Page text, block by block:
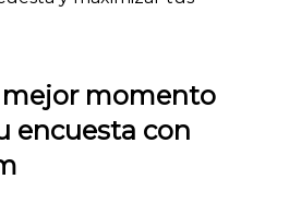
mejor momento
encuesta con